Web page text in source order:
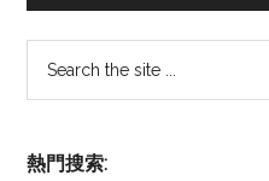
熱門搜索: